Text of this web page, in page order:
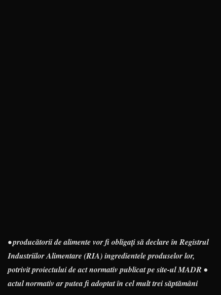
• producătorii de alimente vor fi obligaţi să declare în Registrul
Industriilor Alimentare (RIA) ingredientele produselor lor,
potrivit proiectului de act normativ publicat pe site-ul MADR •
actul normativ ar putea fi adoptat în cel mult trei săptămâni